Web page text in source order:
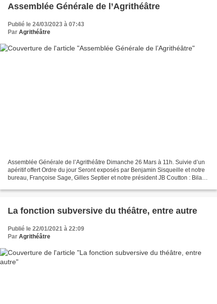
Assemblée Générale de l’Agrithéâtre
Publié le 24/03/2023 à 07:43
Par Agrithéâtre
Assemblée Générale de l’Agrithéâtre Dimanche 26 Mars à 11h. Suivie d’un
apéritif offert Ordre du jour Seront exposés par Benjamin Sisqueille et notre
bureau, Françoise Sage, Gilles Septier et notre président JB Coutton : Bilan
La fonction subversive du théâtre, entre autre
Publié le 22/01/2021 à 22:09
Par Agrithéâtre